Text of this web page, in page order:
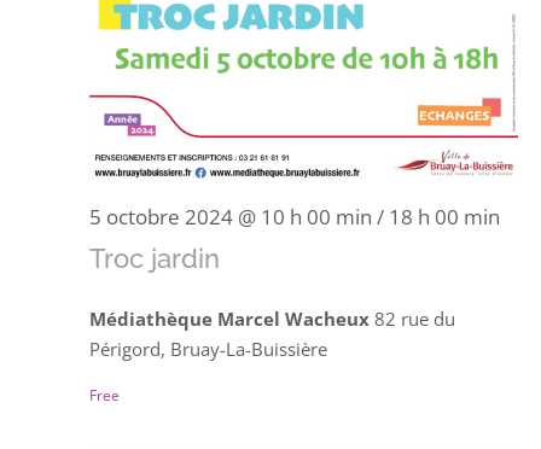
5 octobre 2024 @ 10 h 00 min / 18 h 00 min
Troc jardin
Médiathèque Marcel Wacheux 82 rue du
Périgord, Bruay-La-Buissière
Free